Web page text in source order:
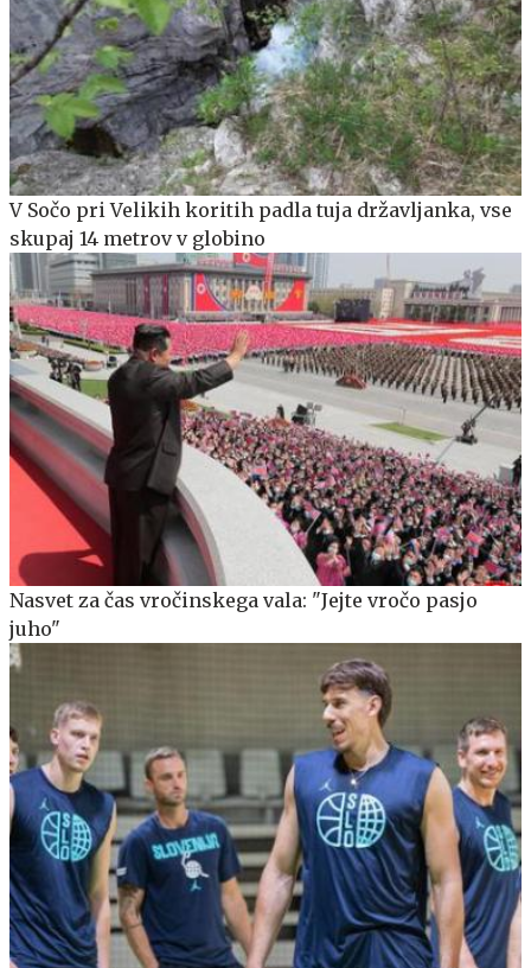
V Sočo pri Velikih koritih padla tuja državljanka, vse
skupaj 14 metrov v globino
Nasvet za čas vročinskega vala: "Jejte vročo pasjo
juho"